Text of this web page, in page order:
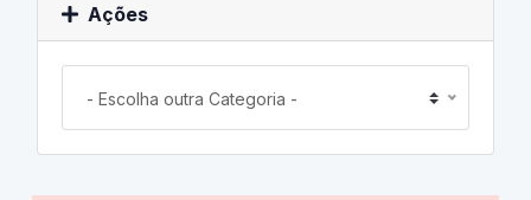
Ações
- Escolha outra Categoria -